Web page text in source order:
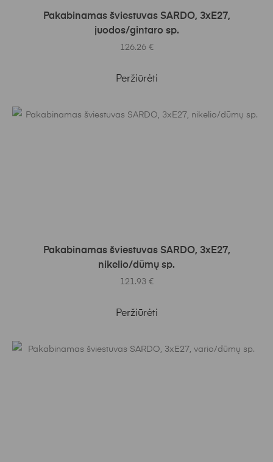
Į KREPŠELĮ
Pakabinamas šviestuvas SARDO, 3xE27,
juodos/gintaro sp.
126.26 €
Peržiūrėti
Į KREPŠELĮ
Pakabinamas šviestuvas SARDO, 3xE27,
nikelio/dūmų sp.
121.93 €
Peržiūrėti